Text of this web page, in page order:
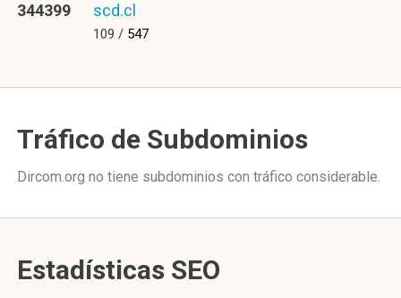
344399 scd.cl
109 / 547
Tráfico de Subdominios
Dircom.org no tiene subdominios con tráfico considerable.
Estadísticas SEO